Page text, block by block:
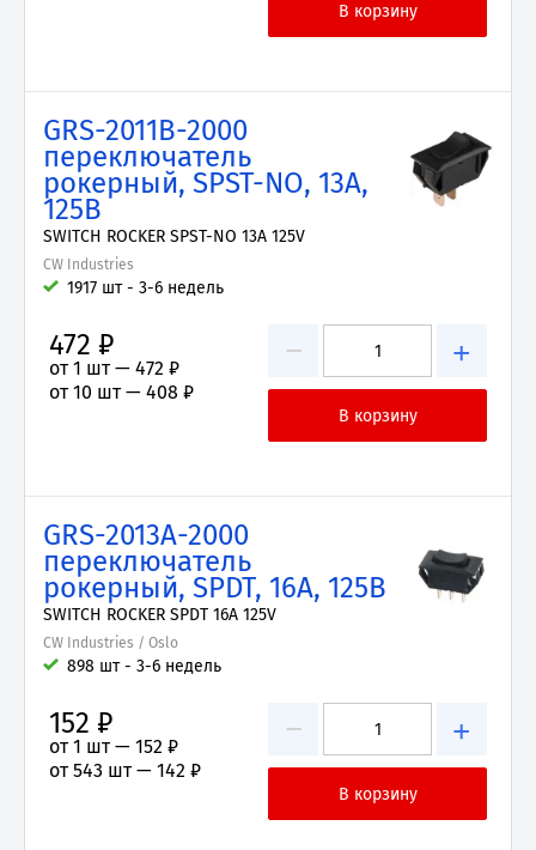
GRS-2011B-2000
переключатель
рокерный, SPST-NO, 13А,
125В
SWITCH ROCKER SPST-NO 13A 125V
CW Industries
1917 шт - 3-6 недель
− +
472 ₽
от 1 шт — 472 ₽
от 10 шт — 408 ₽
GRS-2013A-2000
переключатель
рокерный, SPDT, 16А, 125В
SWITCH ROCKER SPDT 16A 125V
CW Industries / Oslo
898 шт - 3-6 недель
− +
152 ₽
от 1 шт — 152 ₽
от 543 шт — 142 ₽